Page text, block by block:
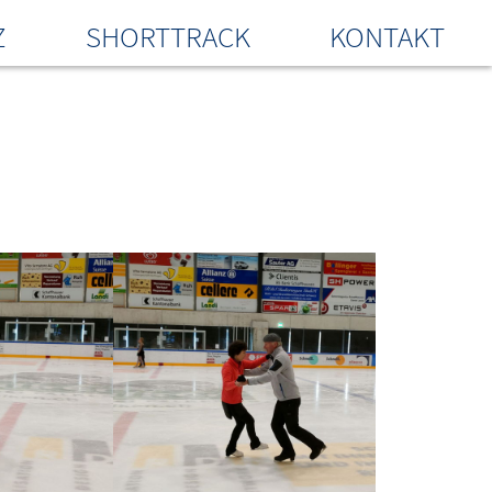
SHORTTRACK KONTAKT